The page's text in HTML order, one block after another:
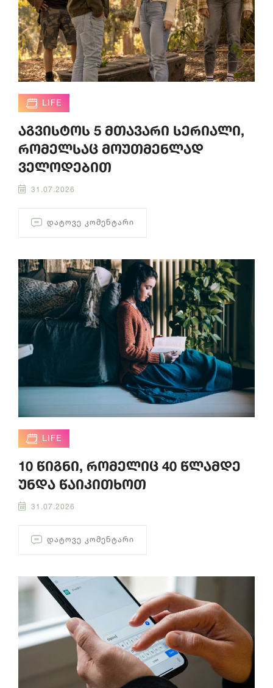
LIFE
აგვისტოს 5 მთავარი სერიალი,
რომელსაც მოუთმენლად
ველოდებით
31.07.2026
ᲓᲐᲢᲝᲕᲔ ᲙᲝᲛᲔᲜᲢᲐᲠᲘ
LIFE
10 წიგნი, რომელიც 40 წლამდე
უნდა წაიკითხოთ
31.07.2026
ᲓᲐᲢᲝᲕᲔ ᲙᲝᲛᲔᲜᲢᲐᲠᲘ